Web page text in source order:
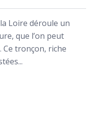
Loire déroule un
que l’on peut
Ce tronçon, riche